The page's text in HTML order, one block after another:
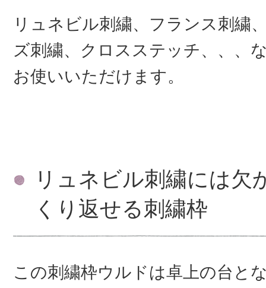
リュネビル刺繍、フランス刺繍
ズ刺繍、クロスステッチ、、、
お使いいただけます。
リュネビル刺繍には欠
くり返せる刺繍枠
この刺繍枠ウルドは卓上の台と